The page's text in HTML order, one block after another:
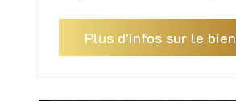
Plus d'infos sur le bien